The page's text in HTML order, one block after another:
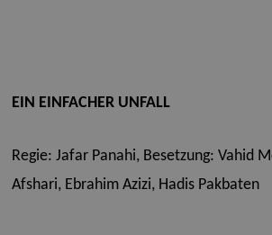
EIN EINFACHER UNFALL
Regie: Jafar Panahi, Besetzung: Vahid
Afshari, Ebrahim Azizi, Hadis Pakbaten